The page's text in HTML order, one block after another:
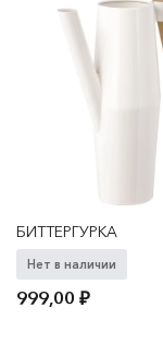
БИТТЕРГУРКА
Нет в наличии
999,00₽